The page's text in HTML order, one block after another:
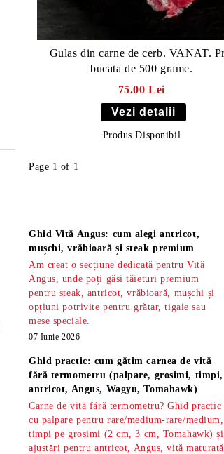
Gulas din carne de cerb. VANAT. Pret
bucata de 500 grame.
75.00 Lei
Vezi detalii
Produs Disponibil
Page 1 of 1
Ghid Vită Angus: cum alegi antricot,
mușchi, vrăbioară și steak premium
Am creat o secțiune dedicată pentru Vită
Angus, unde poți găsi tăieturi premium
pentru steak, antricot, vrăbioară, mușchi și
opțiuni potrivite pentru grătar, tigaie sau
mese speciale.
07 Iunie 2026
Ghid practic: cum gătim carnea de vită
fără termometru (palpare, grosimi, timpi,
antricot, Angus, Wagyu, Tomahawk)
Carne de vită fără termometru? Ghid practic
cu palpare pentru rare/medium-rare/medium,
timpi pe grosimi (2 cm, 3 cm, Tomahawk) și
ajustări pentru antricot, Angus, vită maturată